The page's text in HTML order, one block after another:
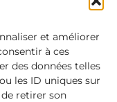
et améliorer
à ces
des données telles
les ID uniques sur
retirer son
Communes